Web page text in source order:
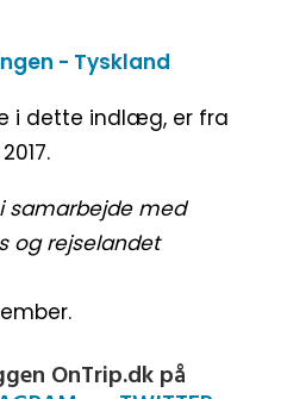
i dette indlæg, er fra
samarbejde med
og rejselandet
OnTrip.dk på